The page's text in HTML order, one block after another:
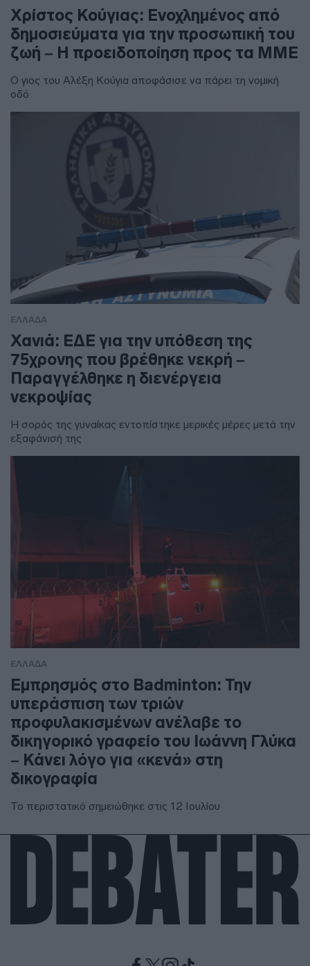
Χρίστος Κούγιας: Ενοχλημένος από
δημοσιεύματα για την προσωπική του
ζωή – Η προειδοποίηση προς τα ΜΜΕ
Ο γιος του Αλέξη Κούγια αποφάσισε να πάρει τη νομική
οδό
ΕΛΛΑΔΑ
Χανιά: ΕΔΕ για την υπόθεση της
75χρονης που βρέθηκε νεκρή –
Παραγγέλθηκε η διενέργεια
νεκροψίας
Η σορός της γυναίκας εντοπίστηκε μερικές μέρες μετά την
εξαφάνισή της
ΕΛΛΑΔΑ
Εμπρησμός στο Badminton: Την
υπεράσπιση των τριών
προφυλακισμένων ανέλαβε το
δικηγορικό γραφείο του Ιωάννη Γλύκα
– Κάνει λόγο για «κενά» στη
δικογραφία
Το περιστατικό σημειώθηκε στις 12 Ιουλίου